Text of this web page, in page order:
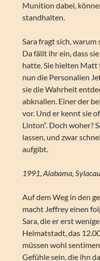
Munition dabei,
standhalten.
Sara fragt sich,
Da fällt ihr ein, dass
hatte. Sie hielten Matt
nun die Personalien
sie die Wahrheit
abknallen. Einer der
vor. Und er kennt sie
Linton“. Doch woher?
lassen, und zwar
aufgibt.
1991, Alabama,
Auf dem Weg in den
macht Jeffrey einen
Sara, die er erst
Heimatstadt, das
müssen wohl
Gefühle sein, die ihn